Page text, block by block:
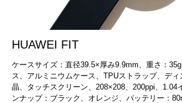
HUAWEI FIT
ケースサイズ：直径39.5×厚み9.9mm、重さ：
ス、アルミニウムケース、TPUストラップ、デ
晶、タッチスクリーン、208×208、200ppi、1.04
ンナップ：ブラック、オレンジ、バッテリー：